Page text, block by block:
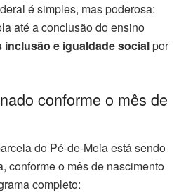
é simples, mas poderosa:
até a conclusão do ensino
inclusão e igualdade socialpor
conforme o mês de
do Pé-de-Meia está sendo
conforme o mês de nascimento
completo: